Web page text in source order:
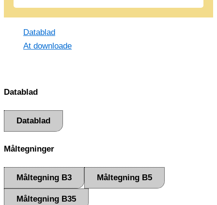
Datablad
At downloade
Datablad
Datablad
Måltegninger
Måltegning B3 Måltegning B5
Måltegning B35